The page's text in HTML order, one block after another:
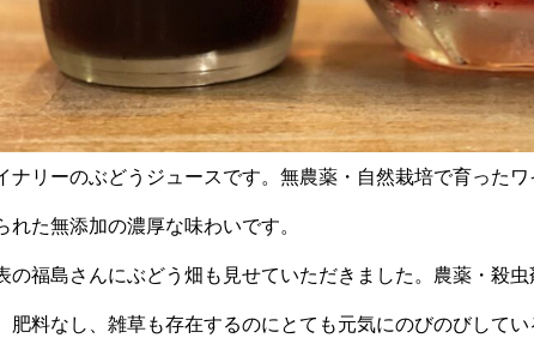
ナリーのぶどうジュースです。無農薬・自然栽培で育った
れた無添加の濃厚な味わいです。
の福島さんにぶどう畑も見せていただきました。農薬・殺
肥料なし、雑草も存在するのにとても元気にのびのびして